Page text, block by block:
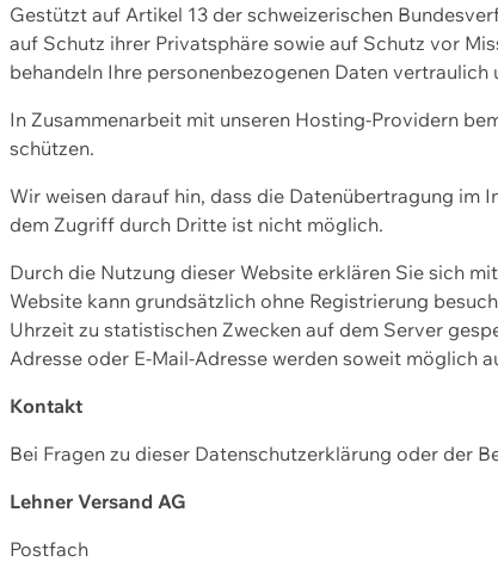
Gestützt auf Artikel 13 der schweizerischen
auf Schutz ihrer Privatsphäre sowie auf Schutz vor
behandeln Ihre personenbezogenen Daten
In Zusammenarbeit mit unseren Hosting-Providern
schützen.
Wir weisen darauf hin, dass die Datenübertragung im
dem Zugriff durch Dritte ist nicht möglich.
Durch die Nutzung dieser Website erklären Sie sich
Website kann grundsätzlich ohne Registrierung
Uhrzeit zu statistischen Zwecken auf dem Server
Adresse oder E-Mail-Adresse werden soweit möglich
Kontakt
Bei Fragen zu dieser Datenschutzerklärung oder der
Lehner Versand AG
Postfach